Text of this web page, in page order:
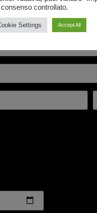
DI
consenso controllato.
Settings Accept All